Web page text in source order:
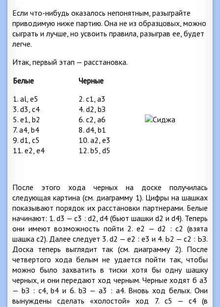
Если что-нибудь оказалось непонятным, разыграйте
приводимую ниже партию. Она не из образцовых, можно
сыграть и лучше, но усвоить правила, разыграв ее, будет
легче.
Итак, первый этап — расстановка.
Белые
1. al, e5
3. d3, c4
5. e1, b2
7. а4, b4
9. d1, c5
11. е2, е4
Черные
2. c1, а3
4. d2, bЗ
6. с2, а6
8. d4, b1
10. а2, е3
12. b5, d5
После этого хода черных на доске получилась
следующая картина (см. диаграмму 1). Цифры на шашках
показывают порядок их расстановки партнерами. Белые
начинают: 1. d3 — с3 : d2, d4 (бьют шашки d2 и d4). Теперь
они имеют возможность пойти 2. е2 — d2 : c2 (взята
шашка с2). Далее следует 3. d2 — е2 : е3 и 4. Ь2 — с2 : ЬЗ.
Доска теперь выглядит так (см. диаграмму 2). После
четвертого хода белым не удается пойти так, чтобы
можно было захватить в тиски хотя бы одну шашку
черных, и они передают ход черным. Черные ходят б а3
— bЗ : с4, b4 и 6. bЗ — а3 : а4. Вновь ход белых. Они
вынуждены сделать «холостой» ход 7. с5 — с4 (в